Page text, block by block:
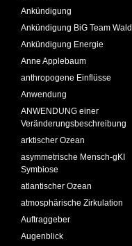
Ankündigung
Ankündigung BiG Team Wald
Ankündigung Energie
Anne Applebaum
anthropogene Einflüsse
Anwendung
ANWENDUNG einer
Veränderungsbeschreibung
arktischer Ozean
asymmetrische Mensch-gKI
Symbiose
atlantischer Ozean
atmosphärische Zirkulation
Auftraggeber
Augenblick